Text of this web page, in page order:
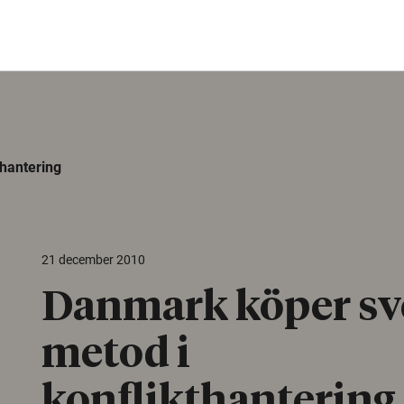
21 december 2010
Danmark köper
metod i